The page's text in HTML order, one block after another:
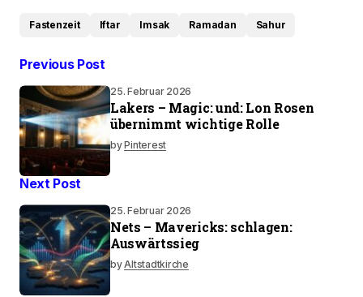
Fastenzeit Iftar Imsak Ramadan Sahur
Previous Post
25. Februar 2026
Lakers – Magic: und: Lon Rosen
übernimmt wichtige Rolle
byPinterest
Next Post
25. Februar 2026
Nets – Mavericks: schlagen:
Auswärtssieg
byAltstadtkirche